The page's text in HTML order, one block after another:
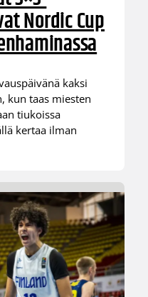
Nordic Cup
kaksi
kun taas miesten
tiukoissa
kertaa ilman